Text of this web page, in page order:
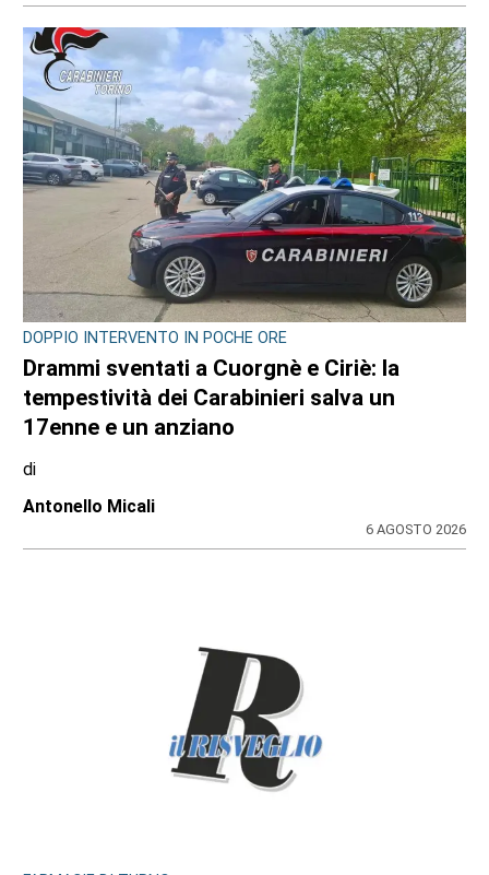
DOPPIO INTERVENTO IN POCHE ORE
Drammi sventati a Cuorgnè e Ciriè: la
tempestività dei Carabinieri salva un
17enne e un anziano
di
Antonello Micali
6 AGOSTO 2026